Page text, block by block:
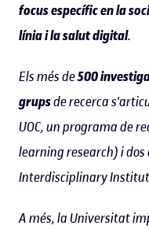
focus específic en la
línia i la salut digital.
Els més de500
grupsde recerca
UOC, un programa de
learning research) i
Interdisciplinary
A més, la Universitat